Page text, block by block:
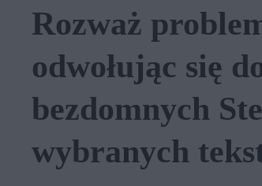
Rozważ
odwołując się
bezdomnych
wybranych